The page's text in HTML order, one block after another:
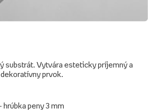
substrát. Vytvára esteticky príjemný a
prvok.
hrúbka peny 3 mm